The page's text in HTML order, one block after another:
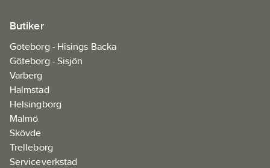
Butiker
Göteborg - Hisings Backa
Göteborg - Sisjön
Varberg
Halmstad
Helsingborg
Malmö
Skövde
Trelleborg
Serviceverkstad